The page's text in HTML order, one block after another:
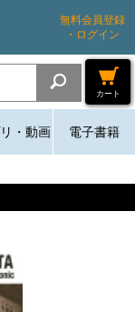
無料会員登録
・ログイン
カート
・動画 電子書籍